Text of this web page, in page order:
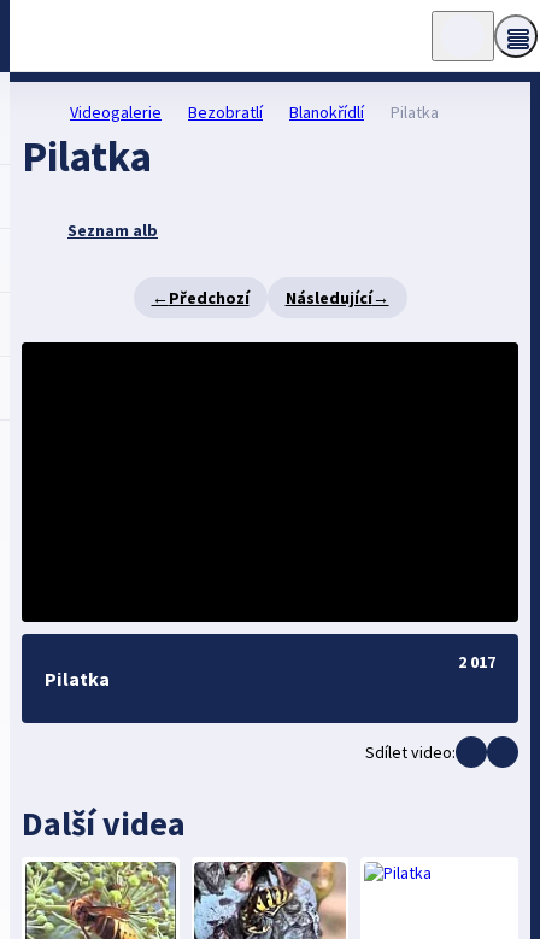
Videogalerie Bezobratlí Blanokřídlí Pilatka
Pilatka
Seznam alb
←Předchozí Následující→
Pilatka
2 017
Sdílet video:
Další videa